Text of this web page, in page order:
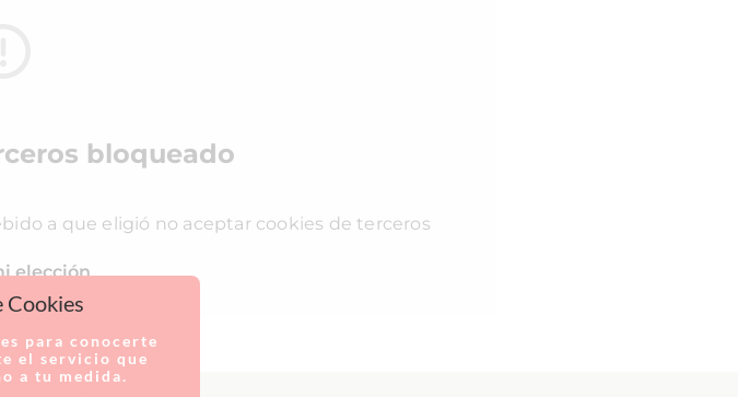
bloqueado
a que eligió no aceptar cookies de terceros
elección
Cookies
para conocerte
el servicio que
a tu medida.